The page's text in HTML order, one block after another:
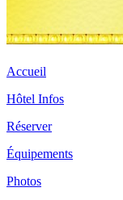
Accueil
Hôtel Infos
Réserver
Équipements
Photos